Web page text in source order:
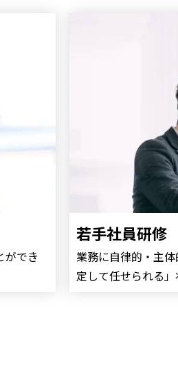
ができ
若手社員研修
業務に自律的・主
定して任せられる